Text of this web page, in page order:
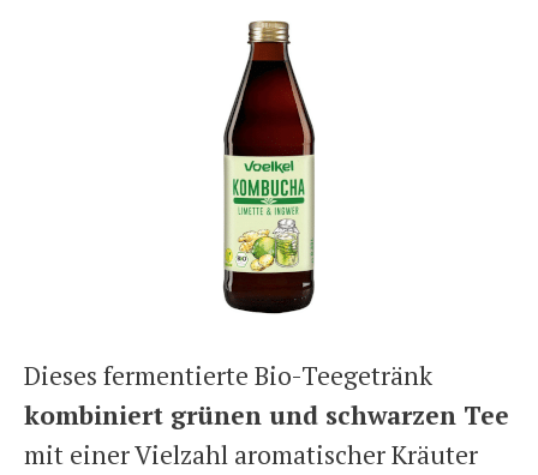
Dieses fermentierte Bio-Teegetränk
kombiniert grünen und schwarzen Tee
mit einer Vielzahl aromatischer Kräuter